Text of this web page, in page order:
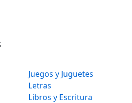
Juegos y Juguetes
Letras
Libros y Escritura